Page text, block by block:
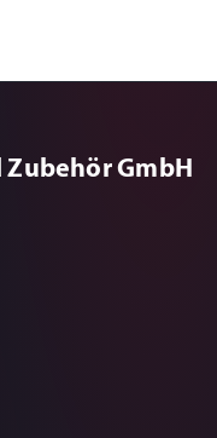
GmbH